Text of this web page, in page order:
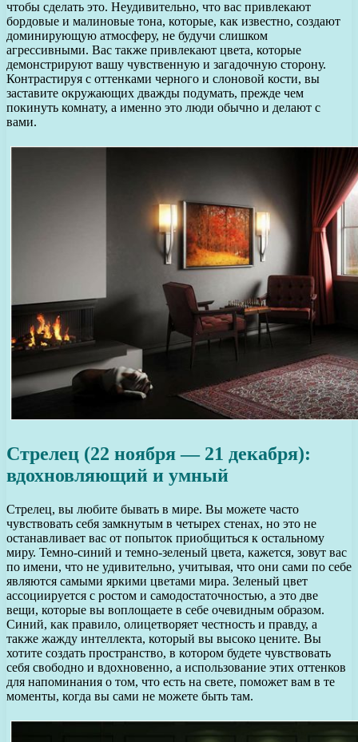
чтобы сделать это. Неудивительно, что вас привлекают
бордовые и малиновые тона, которые, как известно, создают
доминирующую атмосферу, не будучи слишком
агрессивными. Вас также привлекают цвета, которые
демонстрируют вашу чувственную и загадочную сторону.
Контрастируя с оттенками черного и слоновой кости, вы
заставите окружающих дважды подумать, прежде чем
покинуть комнату, а именно это люди обычно и делают с
вами.
Стрелец (22 ноября — 21 декабря):
вдохновляющий и умный
Стрелец, вы любите бывать в мире. Вы можете часто
чувствовать себя замкнутым в четырех стенах, но это не
останавливает вас от попыток приобщиться к остальному
миру. Темно-синий и темно-зеленый цвета, кажется, зовут вас
по имени, что не удивительно, учитывая, что они сами по себе
являются самыми яркими цветами мира. Зеленый цвет
ассоциируется с ростом и самодостаточностью, а это две
вещи, которые вы воплощаете в себе очевидным образом.
Синий, как правило, олицетворяет честность и правду, а
также жажду интеллекта, который вы высоко цените. Вы
хотите создать пространство, в котором будете чувствовать
себя свободно и вдохновенно, а использование этих оттенков
для напоминания о том, что есть на свете, поможет вам в те
моменты, когда вы сами не можете быть там.